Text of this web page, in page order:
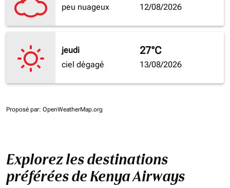
peu nuageux
12/08/2026
jeudi
ciel dégagé
27°C
13/08/2026
Proposé par: OpenWeatherMap.org
Explorez les destinations
préférées de Kenya Airways